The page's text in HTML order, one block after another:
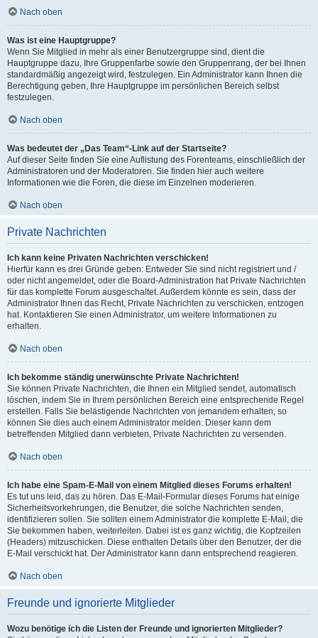
Nach oben
Was ist eine Hauptgruppe?
Wenn Sie Mitglied in mehr als einer Benutzergruppe sind, dient die
Hauptgruppe dazu, Ihre Gruppenfarbe sowie den Gruppenrang, der bei Ihnen
standardmäßig angezeigt wird, festzulegen. Ein Administrator kann Ihnen die
Berechtigung geben, Ihre Hauptgruppe im persönlichen Bereich selbst
festzulegen.
Nach oben
Was bedeutet der „Das Team“-Link auf der Startseite?
Auf dieser Seite finden Sie eine Auflistung des Forenteams, einschließlich der
Administratoren und der Moderatoren. Sie finden hier auch weitere
Informationen wie die Foren, die diese im Einzelnen moderieren.
Nach oben
Private Nachrichten
Ich kann keine Privaten Nachrichten verschicken!
Hierfür kann es drei Gründe geben: Entweder Sie sind nicht registriert und /
oder nicht angemeldet, oder die Board-Administration hat Private Nachrichten
für das komplette Forum ausgeschaltet. Außerdem könnte es sein, dass der
Administrator Ihnen das Recht, Private Nachrichten zu verschicken, entzogen
hat. Kontaktieren Sie einen Administrator, um weitere Informationen zu
erhalten.
Nach oben
Ich bekomme ständig unerwünschte Private Nachrichten!
Sie können Private Nachrichten, die Ihnen ein Mitglied sendet, automatisch
löschen, indem Sie in Ihrem persönlichen Bereich eine entsprechende Regel
erstellen. Falls Sie belästigende Nachrichten von jemandem erhalten, so
können Sie dies auch einem Administrator melden. Dieser kann dem
betreffenden Mitglied dann verbieten, Private Nachrichten zu versenden.
Nach oben
Ich habe eine Spam-E-Mail von einem Mitglied dieses Forums erhalten!
Es tut uns leid, das zu hören. Das E-Mail-Formular dieses Forums hat einige
Sicherheitsvorkehrungen, die Benutzer, die solche Nachrichten senden,
identifizieren sollen. Sie sollten einem Administrator die komplette E-Mail, die
Sie bekommen haben, weiterleiten. Dabei ist es ganz wichtig, die Kopfzeilen
(Headers) mitzuschicken. Diese enthalten Details über den Benutzer, der die
E-Mail verschickt hat. Der Administrator kann dann entsprechend reagieren.
Nach oben
Freunde und ignorierte Mitglieder
Wozu benötige ich die Listen der Freunde und ignorierten Mitglieder?